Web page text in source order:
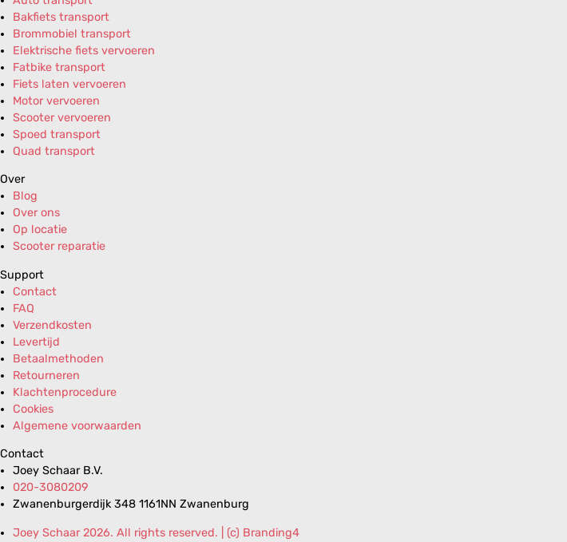
Bakfiets transport
Brommobiel transport
Elektrische fiets vervoeren
Fatbike transport
Fiets laten vervoeren
Motor vervoeren
Scooter vervoeren
Spoed transport
Quad transport
Over
Blog
Over ons
Op locatie
Scooter reparatie
Support
Contact
FAQ
Verzendkosten
Levertijd
Betaalmethoden
Retourneren
Klachtenprocedure
Cookies
Algemene voorwaarden
Contact
Joey Schaar B.V.
020-3080209
Zwanenburgerdijk 348 1161NN Zwanenburg
Joey Schaar 2026. All rights reserved. | (c) Branding4